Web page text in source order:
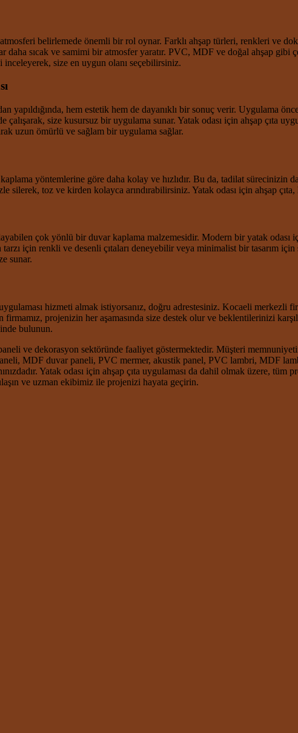
belirlemede önemli bir rol oynar. Farklı ahşap türleri, renkleri ve
daha sıcak ve samimi bir atmosfer yaratır. PVC, MDF ve doğal ahşap gibi
inceleyerek, size en uygun olanı seçebilirsiniz.
yapıldığında, hem estetik hem de dayanıklı bir sonuç verir. Uygulama
size kusursuz bir uygulama sunar. Yatak odası için ahşap çıta
uzun ömürlü ve sağlam bir uygulama sağlar.
yöntemlerine göre daha kolay ve hızlıdır. Bu da, tadilat sürecinizin
silerek, toz ve kirden kolayca arındırabilirsiniz. Yatak odası için ahşap
çok yönlü bir duvar kaplama malzemesidir. Modern bir yatak
için renkli ve desenli çıtaları deneyebilir veya minimalist bir tasarım için
sunar.
hizmeti almak istiyorsanız, doğru adrestesiniz. Kocaeli merkezli
projenizin her aşamasında size destek olur ve beklentilerinizi
bulunun.
ve dekorasyon sektöründe faaliyet göstermektedir. Müşteri
MDF duvar paneli, PVC mermer, akustik panel, PVC lambri, MDF
Yatak odası için ahşap çıta uygulaması da dahil olmak üzere,
ve uzman ekibimiz ile projenizi hayata geçirin.